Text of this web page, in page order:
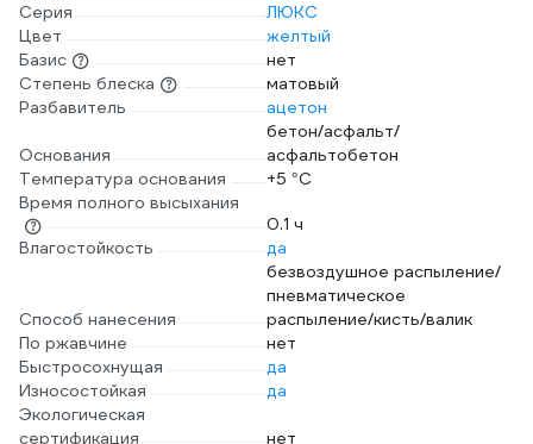
Серия
ЛЮКС
Цвет
желтый
Базис
нет
Степень блеска
матовый
Разбавитель
ацетон
Основания
бетон/асфальт/
асфальтобетон
Температура основания
+5 °С
Время полного высыхания
0.1 ч
Влагостойкость
да
Способ нанесения
безвоздушное распыление/
пневматическое
распыление/кисть/валик
По ржавчине
нет
Быстросохнущая
да
Износостойкая
да
Экологическая
сертификация
нет